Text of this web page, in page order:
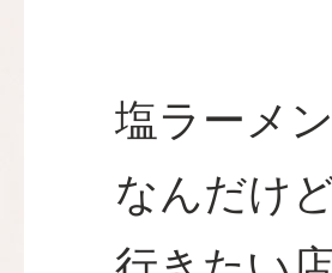
塩ラーメ
なんだけ